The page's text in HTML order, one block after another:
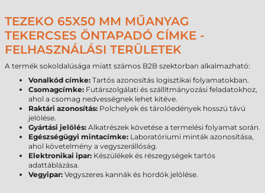
TEZEKO 65X50 MM MŰANYAG
TEKERCSES ÖNTAPADÓ CÍMKE -
FELHASZNÁLÁSI TERÜLETEK
A termék sokoldalúsága miatt számos B2B szektorban alkalmazható:
Vonalkód címke: Tartós azonosítás logisztikai folyamatokban.
Csomagcímke: Futárszolgálati és szállítmányozási feladatokhoz,
ahol a csomag nedvességnek lehet kitéve.
Raktári azonosítás: Polchelyek és tárolóedények hosszú távú
jelölése.
Gyártási jelölés: Alkatrészek követése a termelési folyamat során.
Egészségügyi mintacímke: Laboratóriumi minták azonosítása,
ahol követelmény a vegyszerállóság.
Elektronikai ipar: Készülékek és részegységek tartós
adattáblázása.
Vegyipar: Vegyszeres kannák és hordók jelölése.